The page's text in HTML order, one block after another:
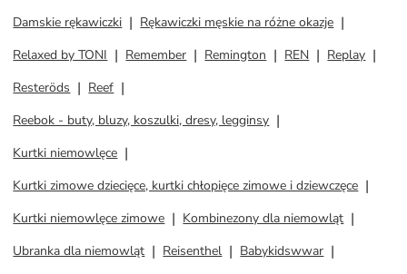
Damskie rękawiczki
Rękawiczki męskie na różne okazje
Relaxed by TONI
Remember Remington REN
Replay
Resteröds
Reef
Reebok - buty, bluzy, koszulki, dresy, legginsy
Kurtki niemowlęce
Kurtki zimowe dziecięce, kurtki chłopięce zimowe i dziewczęce
Kurtki niemowlęce zimowe
Kombinezony dla niemowląt
Ubranka dla niemowląt
Reisenthel
Babykidswwar